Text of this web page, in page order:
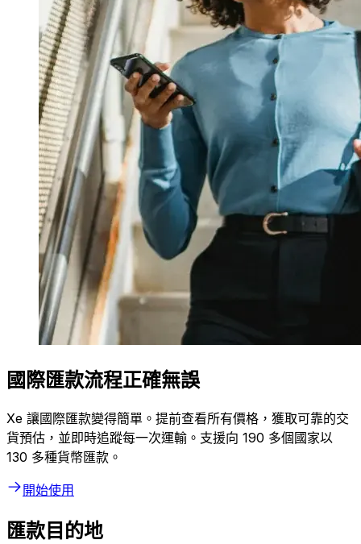
國際匯款流程正確無誤
Xe 讓國際匯款變得簡單。提前查看所有價格，獲取可靠的交
貨預估，並即時追蹤每一次運輸。支援向 190 多個國家以
130 多種貨幣匯款。
開始使用
匯款目的地